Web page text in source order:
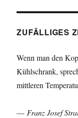
ZUFÄLLIGES
Wenn man den
Kühlschrank,
mittleren
— Franz Josef